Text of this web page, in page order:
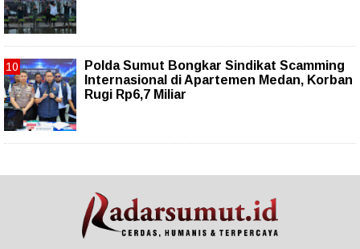
Polda Sumut Bongkar Sindikat Scamming
Internasional di Apartemen Medan, Korban
Rugi Rp6,7 Miliar